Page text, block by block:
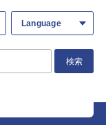
Language
検索